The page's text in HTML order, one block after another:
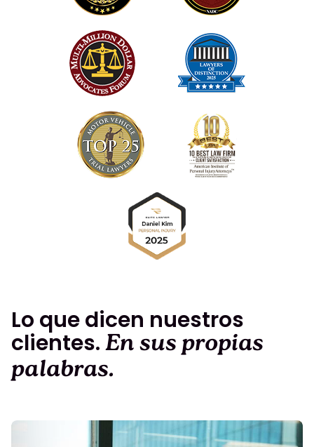
Lo que dicen nuestros
clientes.En sus propias
palabras.